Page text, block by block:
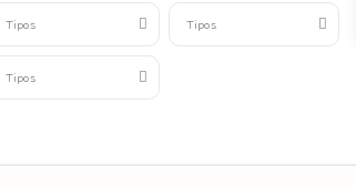
Tipos Tipos
Tipos